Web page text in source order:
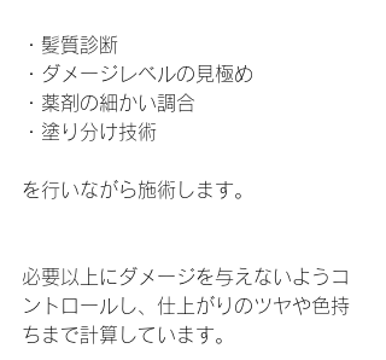
・髪質診断
・ダメージレベルの見極め
・薬剤の細かい調合
・塗り分け技術
を行いながら施術します。
必要以上にダメージを与えないようコ
ントロールし、仕上がりのツヤや色持
ちまで計算しています。